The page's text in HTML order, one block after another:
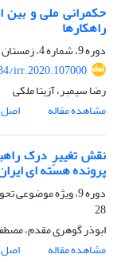
حکمرانی ملی و بین
راهکارها
دوره 9، شماره 4، زمستان 1398، صفحه
irr.2020.107000
رضا سیمبر، آزیتا ملکی
مشاهده مقاله
اصل
نقش تغییرِ درک
پرونده هسته‎ ای ایران
دوره 9، ویژه موضوعی تحولات منطقه ای و بین المللی، زمستان 1398، صفحه
28
ابوذر گوهری مقدم،
مشاهده مقاله
اصل